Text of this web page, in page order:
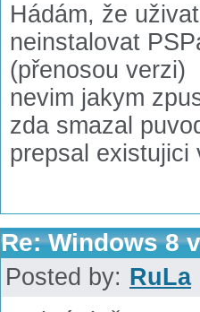
Hádám, že
neinstalovat
(přenosou verzi)
nevim jakym
zda smazal
prepsal existujici
Re: Windows 8
Posted by: RuLa